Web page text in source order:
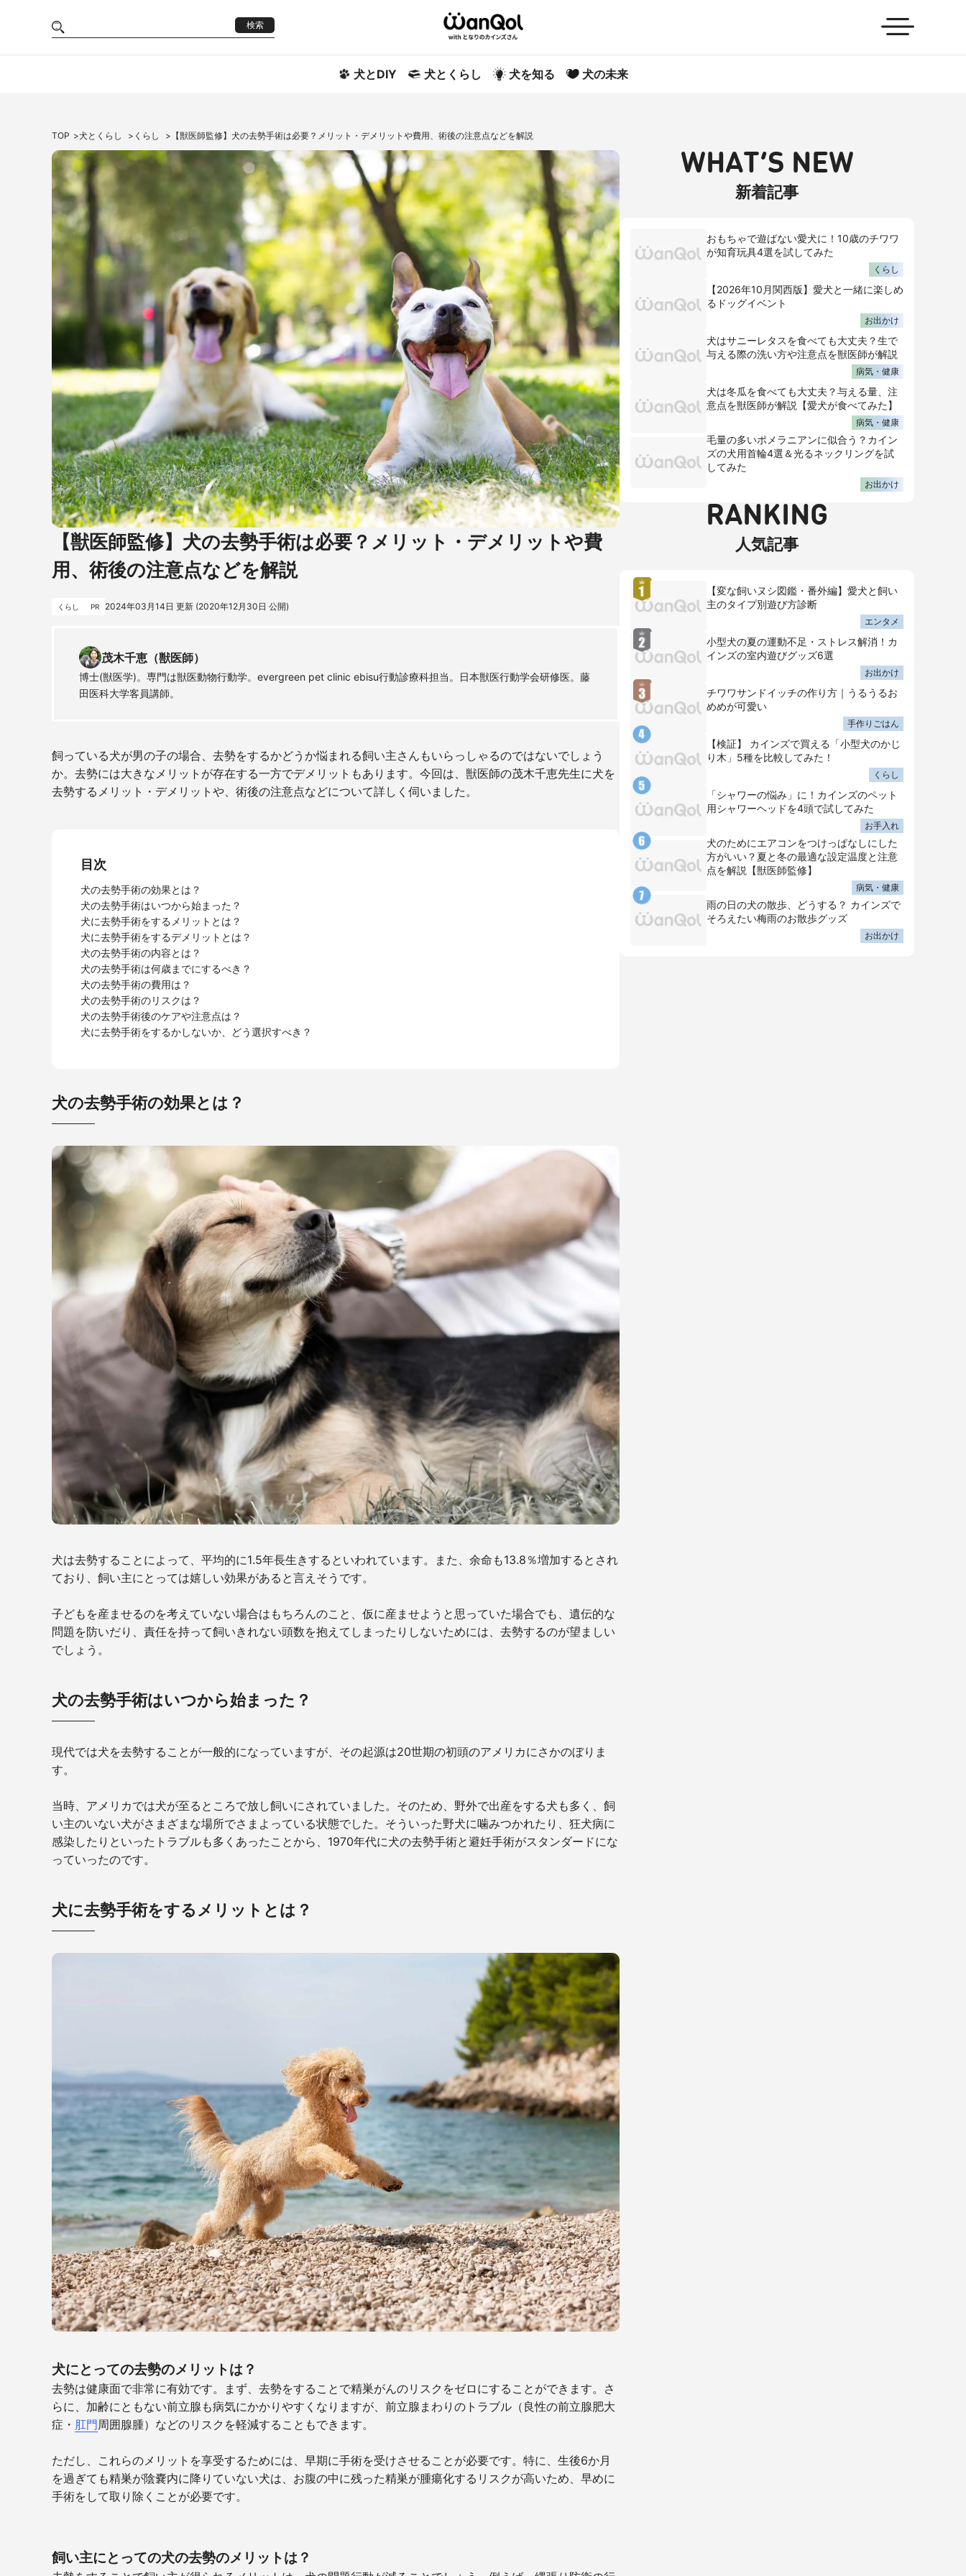
検索
犬とDIY 犬とくらし 犬を知る 犬の未来
TOP 犬とくらし くらし 【獣医師監修】犬の去勢手術は必要？メリット・デメリットや費用、術後の注意点などを解説
【獣医師監修】犬の去勢手術は必要？メリット・デメリットや費
用、術後の注意点などを解説
くらし PR 2024年03月14日 更新 (2020年12月30日 公開)
茂木千恵（獣医師）
博士(獣医学)。専門は獣医動物行動学。evergreen pet clinic ebisu行動診療科担当。日本獣医行動学会研修医。藤
田医科大学客員講師。
飼っている犬が男の子の場合、去勢をするかどうか悩まれる飼い主さんもいらっしゃるのではないでしょう
か。去勢には大きなメリットが存在する一方でデメリットもあります。今回は、獣医師の茂木千恵先生に犬を
去勢するメリット・デメリットや、術後の注意点などについて詳しく伺いました。
目次
犬の去勢手術の効果とは？
犬の去勢手術はいつから始まった？
犬に去勢手術をするメリットとは？
犬に去勢手術をするデメリットとは？
犬の去勢手術の内容とは？
犬の去勢手術は何歳までにするべき？
犬の去勢手術の費用は？
犬の去勢手術のリスクは？
犬の去勢手術後のケアや注意点は？
犬に去勢手術をするかしないか、どう選択すべき？
犬の去勢手術の効果とは？
犬は去勢することによって、平均的に1.5年長生きするといわれています。また、余命も13.8 ％増加するとされ
ており、飼い主にとっては嬉しい効果があると言えそうです。
子どもを産ませるのを考えていない場合はもちろんのこと、仮に産ませようと思っていた場合でも、遺伝的な
問題を防いだり、責任を持って飼いきれない頭数を抱えてしまったりしないためには、去勢するのが望ましい
でしょう。
犬の去勢手術はいつから始まった？
現代では犬を去勢することが一般的になっていますが、その起源は20世期の初頭のアメリカにさかのぼりま
す。
当時、アメリカでは犬が至るところで放し飼いにされていました。そのため、野外で出産をする犬も多く、飼
い主のいない犬がさまざまな場所でさまよっている状態でした。そういった野犬に噛みつかれたり、狂犬病に
感染したりといったトラブルも多くあったことから、 1970年代に犬の去勢手術と避妊手術がスタンダードにな
っていったのです。
犬に去勢手術をするメリットとは？
犬にとっての去勢のメリットは？
去勢は健康面で非常に有効です。まず、去勢をすることで精巣がんのリスクをゼロにすることができます。さ
らに、加齢にともない前立腺も病気にかかりやすくなりますが、前立腺まわりのトラブル（良性の前立腺肥大
症・ 肛門周囲腺腫）などのリスクを軽減することもできます。
ただし、これらのメリットを享受するためには、早期に手術を受けさせることが必要です。特に、生後6か月
を過ぎても精巣が陰嚢内に降りていない犬は、お腹の中に残った精巣が腫瘍化するリスクが高いため、早めに
手術をして取り除くことが必要です。
飼い主にとっての犬の去勢のメリットは？
WHAT’S NEW
新着記事
おもちゃで遊ばない愛犬に！10歳のチワワ
が知育玩具4選を試してみた
くらし
【2026年10月関西版】愛犬と一緒に楽しめ
るドッグイベント
お出かけ
犬はサニーレタスを食べても大丈夫？生で
与える際の洗い方や注意点を獣医師が解説
病気・健康
犬は冬瓜を食べても大丈夫？与える量、注
意点を獣医師が解説【愛犬が食べてみた】
病気・健康
毛量の多いポメラニアンに似合う？カイン
ズの犬用首輪4選＆光るネックリングを試
してみた
お出かけ
RANKING
人気記事
【変な飼いヌシ図鑑・番外編】愛犬と飼い
主のタイプ別遊び方診断
エンタメ
小型犬の夏の運動不足・ストレス解消！カ
インズの室内遊びグッズ6選
お出かけ
チワワサンドイッチの作り方｜うるうるお
めめが可愛い
手作りごはん
【検証】 カインズで買える「小型犬のかじ
り木」5種を比較してみた！
くらし
「シャワーの悩み」に！カインズのペット
用シャワーヘッドを4頭で試してみた
お手入れ
犬のためにエアコンをつけっぱなしにした
方がいい？夏と冬の最適な設定温度と注意
点を解説【獣医師監修】
病気・健康
雨の日の犬の散歩、どうする？ カインズで
そろえたい梅雨のお散歩グッズ
お出かけ